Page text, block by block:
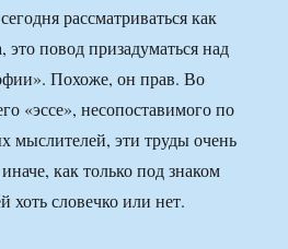
рассматриваться как
это повод призадуматься над
Похоже, он прав. Во
«эссе», несопоставимого по
мыслителей, эти труды очень
как только под знаком
хоть словечко или нет.